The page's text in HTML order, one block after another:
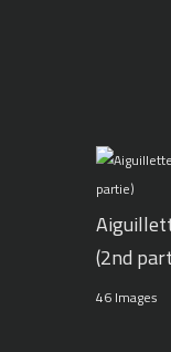
(2nd
46 Images